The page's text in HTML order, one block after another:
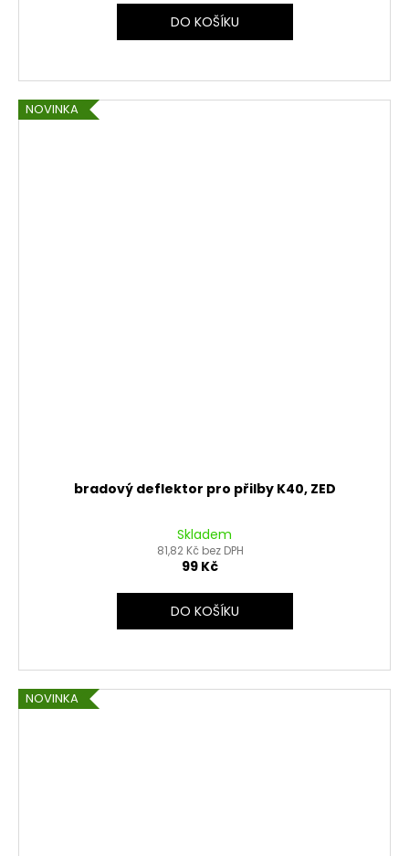
DO KOŠÍKU
NOVINKA
bradový deflektor pro přilby K40, ZED
Skladem
81,82 Kč bez DPH
99 Kč
DO KOŠÍKU
NOVINKA